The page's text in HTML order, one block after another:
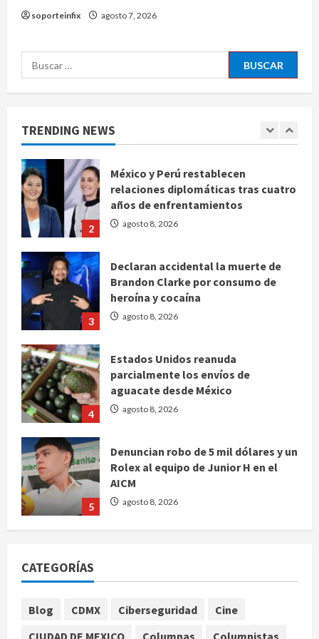
soporteinfix agosto 7, 2026
Buscar:
TRENDING NEWS
1
Sheinbaum contra el narco pero
advierte que persisten desafíos
2
México y Perú restablecen
relaciones diplomáticas tras cuatro
agosto 8, 2026
3
Declaran accidental la muerte de
4
Estados Unidos reanuda
5
Denuncian robo de 5 mil dólares y un
EE. UU. reconoce apoyo de
advierte que persisten desafíos
relaciones diplomáticas tras cuatro
CATEGORÍAS
Blog CDMX Ciberseguridad
Cine
CIUDAD DE MEXICO
Columnas Columnistas